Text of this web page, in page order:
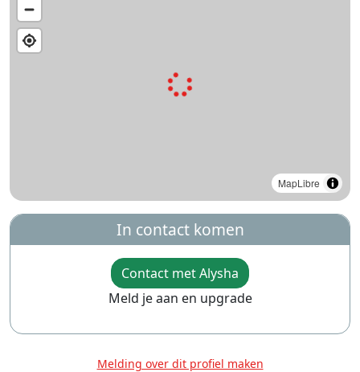
MapLibre
In contact komen
Contact met Alysha
Meld je aan en upgrade
Melding over dit profiel maken